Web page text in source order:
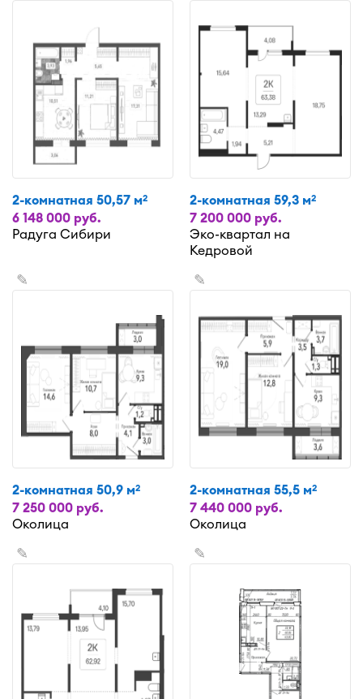
2-комнатная 50,57 м2
6 148 000 руб.
Радуга Сибири
2-комнатная 59,3 м2
7 200 000 руб.
Эко-квартал на
Кедровой
✎
2-комнатная 50,9 м2
7 250 000 руб.
Околица
✎
2-комнатная 55,5 м2
7 440 000 руб.
Околица
✎ ✎